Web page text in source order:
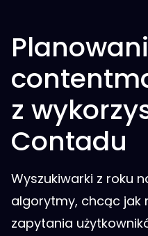
z
Contadu
Wyszukiwarki z roku
algorytmy, chcąc jak
zapytania